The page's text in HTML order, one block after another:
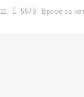
5579 Време за